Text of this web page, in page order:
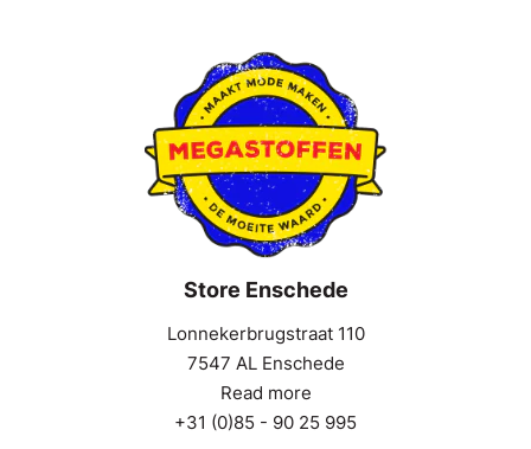
Store Enschede
Lonnekerbrugstraat 110
7547 AL Enschede
Read more
+31 (0)85 - 90 25 995